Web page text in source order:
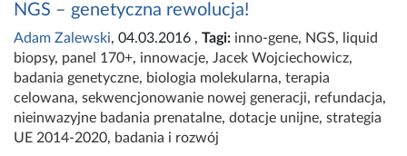
NGS – genetyczna rewolucja!
Adam Zalewski, 04.03.2016 , Tagi: inno-gene, NGS,
liquid
biopsy, panel 170+, innowacje, Jacek Wojciechowicz,
badania genetyczne, biologia molekularna, terapia
celowana, sekwencjonowanie nowej generacji, refundacja,
nieinwazyjne badania prenatalne, dotacje unijne, strategia
UE 2014-2020, badania i rozwój